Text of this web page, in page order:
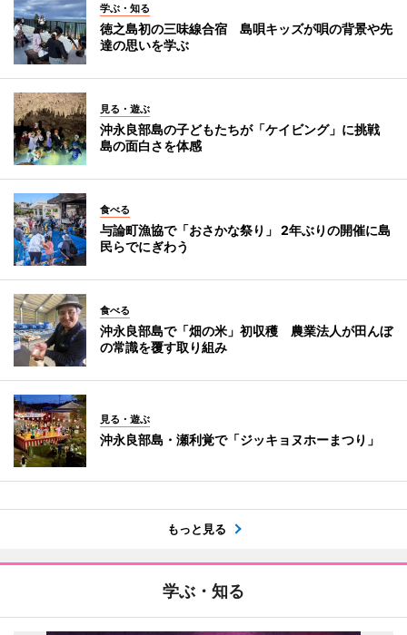
学ぶ・知る
徳之島初の三味線合宿 島唄キッズが唄の背景や先
達の思いを学ぶ
見る・遊ぶ
沖永良部島の子どもたちが「ケイビング」に挑戦
島の面白さを体感
食べる
与論町漁協で「おさかな祭り」 2年ぶりの開催に島
民らでにぎわう
食べる
沖永良部島で「畑の米」初収穫 農業法人が田んぼ
の常識を覆す取り組み
見る・遊ぶ
沖永良部島・瀬利覚で「ジッキョヌホーまつり」
もっと見る
学ぶ・知る